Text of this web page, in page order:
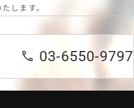
します。
03-6550-9797